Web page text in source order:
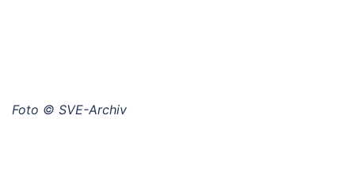
Foto © SVE-Archiv